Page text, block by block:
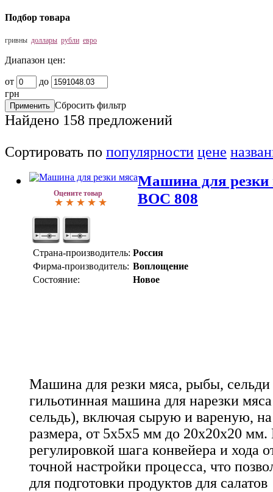
Подбор товара
гривны доллары рубли евро
Диапазон цен:
от
до
грн
Сбросить фильтр
Найдено 158 предложений
Сортировать по популярности цене
Оцените товар
Машина для резки
ВОС 808
Страна-производитель: Россия
Фирма-производитель: Воплощение
Состояние:
Новое
Машина для резки мяса, рыбы,
гильотинная машина для нарезки
сельдь), включая сырую и вареную,
размера, от 5x5x5 мм до 20x20x20
регулировкой шага конвейера и хода
точной настройки процесса, что
для подготовки продуктов для салатов